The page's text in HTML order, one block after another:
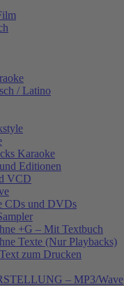
/ Latino
Karaoke
Editionen
VCD
CDs und DVDs
+G – Mit Textbuch
Texte (Nur Playbacks)
zum Drucken
– MP3/Wave